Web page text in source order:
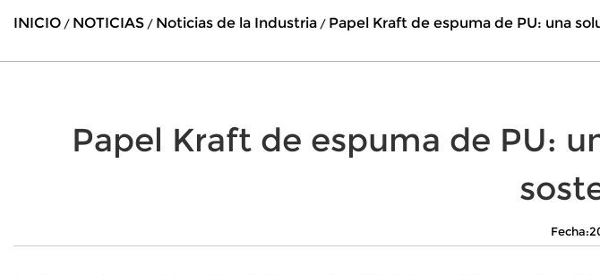
INICIO / NOTICIAS / Noticias de la Industria / Papel Kraft de espuma de PU: una
Papel Kraft de espuma de PU: